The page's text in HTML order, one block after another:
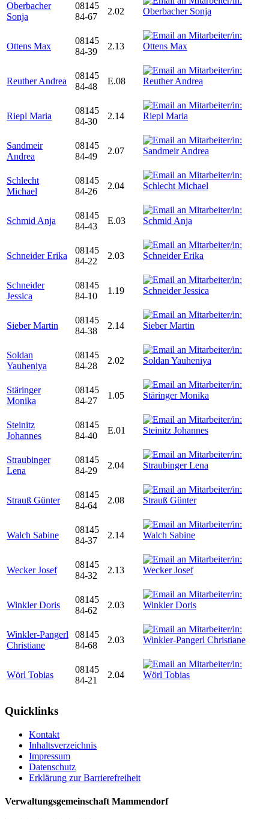
Oberbacher
Sonja
08145
84-67
2.02
Ottens Max
08145
84-39
2.13
Reuther Andrea
08145
84-48
E.08
Riepl Maria
08145
84-30
2.14
Sandmeir
Andrea
08145
84-49
2.07
Schlecht
Michael
08145
84-26
2.04
Schmid Anja
08145
84-43
E.03
Schneider Erika
08145
84-22
2.03
Schneider
Jessica
08145
84-10
1.19
Sieber Martin
08145
84-38
2.14
Soldan
Yauheniya
08145
84-28
2.02
Stäringer
Monika
08145
84-27
1.05
Steinitz
Johannes
08145
84-40
E.01
Straubinger
Lena
08145
84-29
2.04
Strauß Günter
08145
84-64
2.08
Walch Sabine
08145
84-37
2.14
Wecker Josef
08145
84-32
2.13
Winkler Doris
08145
84-62
2.03
Winkler-Pangerl
Christiane
08145
84-68
2.03
Wörl Tobias
08145
84-21
2.04
Quicklinks
Kontakt
Inhaltsverzeichnis
Impressum
Datenschutz
Erklärung zur Barrierefreiheit
Verwaltungsgemeinschaft Mammendorf